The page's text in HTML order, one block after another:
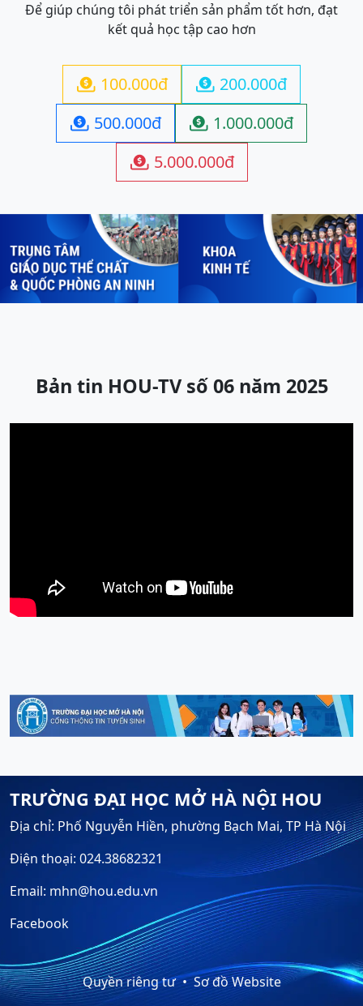
Để giúp chúng tôi phát triển sản phẩm tốt hơn, đạt
kết quả học tập cao hơn
 100.000đ  200.000đ
 500.000đ  1.000.000đ
 5.000.000đ
Previous Next
Bản tin HOU-TV số 06 năm 2025
TRƯỜNG ĐẠI HỌC MỞ HÀ NỘI HOU
Địa chỉ: Phố Nguyễn Hiền, phường Bạch Mai, TP Hà Nội
Điện thoại: 024.38682321
Email: mhn@hou.edu.vn
Facebook
Quyền riêng tư Sơ đồ Website